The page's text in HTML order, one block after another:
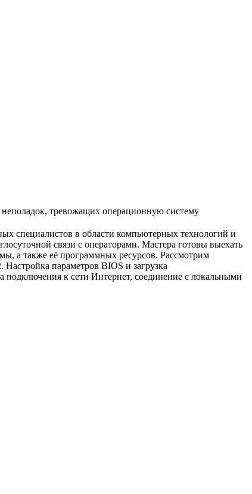
тревожащих операционную систему
специалистов в области компьютерных технологий и
связи с операторами. Мастера готовы выехать
а также её программных ресурсов. Рассмотрим
параметров BIOS и загрузка
к сети Интернет, соединение с локальными